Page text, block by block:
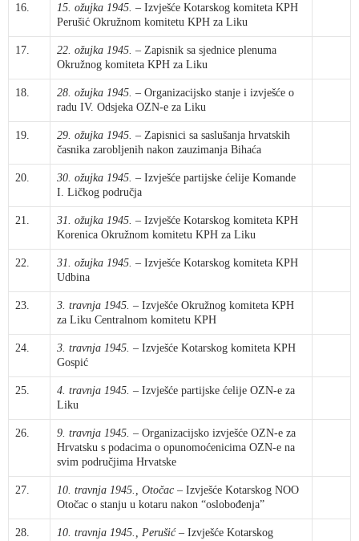
16. 15. ožujka 1945. – Izvješće Kotarskog komiteta KPH
Perušić Okružnom komitetu KPH za Liku
17. 22. ožujka 1945. – Zapisnik sa sjednice plenuma
Okružnog komiteta KPH za Liku
18. 28. ožujka 1945. – Organizacijsko stanje i izvješće o
radu IV. Odsjeka OZN-e za Liku
19. 29. ožujka 1945. – Zapisnici sa saslušanja hrvatskih
časnika zarobljenih nakon zauzimanja Bihaća
20. 30. ožujka 1945. – Izvješće partijske ćelije Komande
I. Ličkog područja
21. 31. ožujka 1945. – Izvješće Kotarskog komiteta KPH
Korenica Okružnom komitetu KPH za Liku
22. 31. ožujka 1945. – Izvješće Kotarskog komiteta KPH
Udbina
23. 3. travnja 1945. – Izvješće Okružnog komiteta KPH
za Liku Centralnom komitetu KPH
24. 3. travnja 1945. – Izvješće Kotarskog komiteta KPH
Gospić
25. 4. travnja 1945. – Izvješće partijske ćelije OZN-e za
Liku
26. 9. travnja 1945. – Organizacijsko izvješće OZN-e za
Hrvatsku s podacima o opunomoćenicima OZN-e na
svim područjima Hrvatske
27. 10. travnja 1945., Otočac – Izvješće Kotarskog NOO
Otočac o stanju u kotaru nakon “oslobođenja”
28. 10. travnja 1945., Perušić – Izvješće Kotarskog